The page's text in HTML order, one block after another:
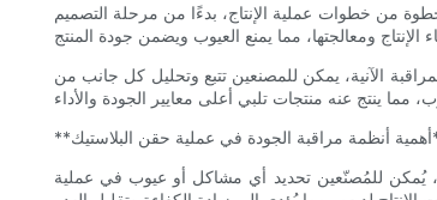
من خطوات عملية الإنتاج، بدءًا من مرحلة التصميم
الآنية، يمكن للمصنعين تتبع وتحليل كل جانب من
يُمكن للمُصنّعين تحديد أي مشاكل أو عيوب في عملية